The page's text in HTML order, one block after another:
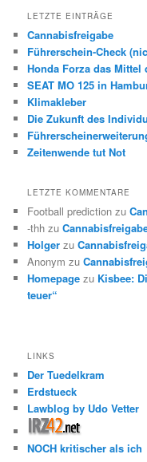
LETZTE EINTRÄGE
Cannabisfreigabe
Führerschein-Check
Honda Forza das Mittel
SEAT MO 125 in
Klimakleber
Die Zukunft des
Zeitenwende tut Not
LETZTE KOMMENTARE
Football prediction zu
-thh zu
Holger zu
Anonym zu
Homepage zu Kisbee:
teuer“
LINKS
Der Tuedelkram
Erdstueck
Lawblog by Udo Vetter
NOCH kritischer als ich